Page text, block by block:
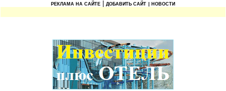
РЕКЛАМА НА САЙТЕ
ДОБАВИТЬ САЙТ | НОВОСТИ